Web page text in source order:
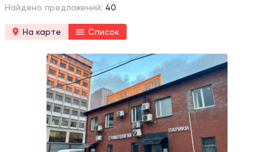
Найдено предложений: 40
На карте Список